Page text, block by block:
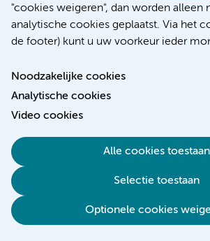
"cookies weigeren", dan worden alleen
analytische cookies geplaatst. Via het
de footer) kunt u uw voorkeur ieder
Noodzakelijke cookies
Analytische cookies
Video cookies
Alle cookies toestaan
Selectie toestaan
Optionele cookies
Verwijzen & diagnostiek
Toegankelijkheidsverklaring
Cookieverklaring